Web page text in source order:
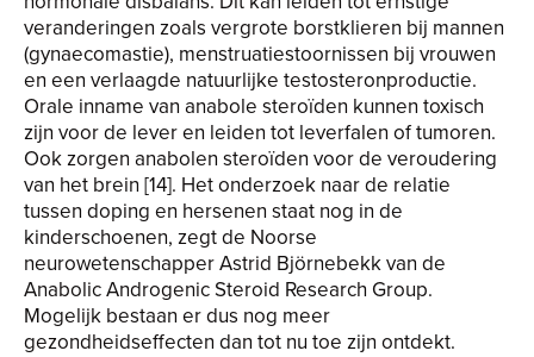
veranderingen zoals vergrote borstklieren bij mannen
(gynaecomastie), menstruatiestoornissen bij vrouwen
en een verlaagde natuurlijke testosteronproductie.
Orale inname van anabole steroïden kunnen toxisch
zijn voor de lever en leiden tot leverfalen of tumoren.
Ook zorgen anabolen steroïden voor de veroudering
van het brein [14]. Het onderzoek naar de relatie
tussen doping en hersenen staat nog in de
kinderschoenen, zegt de Noorse
neurowetenschapper Astrid Björnebekk van de
Anabolic Androgenic Steroid Research Group.
Mogelijk bestaan er dus nog meer
gezondheidseffecten dan tot nu toe zijn ontdekt.